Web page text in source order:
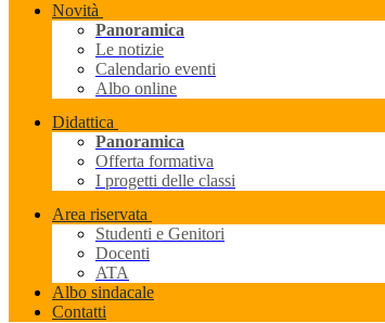
Novità
Panoramica
Le notizie
Calendario eventi
Albo online
Didattica
Panoramica
Offerta formativa
I progetti delle classi
Area riservata
Studenti e Genitori
Docenti
ATA
Albo sindacale
Contatti